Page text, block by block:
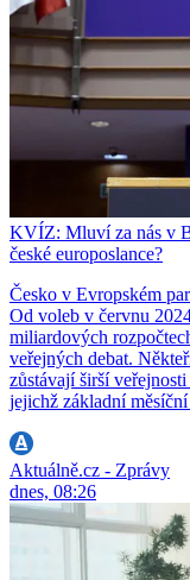
KVÍZ: Mluví za nás v
české europoslance?
Česko v Evropském
Od voleb v červnu
miliardových
veřejných debat.
zůstávají širší
jejichž základní
Aktuálně.cz - Zprávy
dnes, 08:26